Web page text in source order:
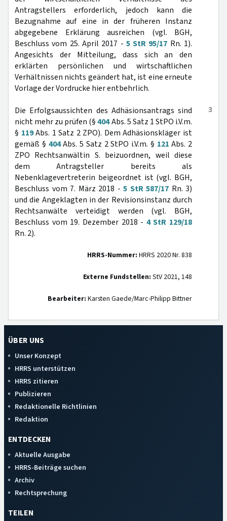
Antragstellers erforderlich, jedoch kann die
Bezugnahme auf eine in der früheren Instanz
abgegebene Erklärung ausreichen (vgl. BGH,
Beschluss vom 25. April 2017 - 5 StR 95/17 Rn. 1).
Angesichts der Mitteilung, dass sich an den
erklärten persönlichen und wirtschaftlichen
Verhältnissen nichts geändert hat, ist eine erneute
Vorlage der Vordrucke hier entbehrlich.
3
Die Erfolgsaussichten des Adhäsionsantrags sind
nicht mehr zu prüfen (§404Abs. 5 Satz 1 StPO i.V.m.
§ 119Abs. 1 Satz 2 ZPO). Dem Adhäsionskläger ist
gemäß § 404Abs. 5 Satz 2 StPO i.V.m. § 121 Abs. 2
ZPO Rechtsanwältin S. beizuordnen, weil diese
dem Antragsteller bereits als
Nebenklagevertreterin beigeordnet ist (vgl. BGH,
Beschluss vom 7. März 2018 - 5 StR 587/17 Rn. 3)
und die Angeklagten in der Revisionsinstanz durch
Rechtsanwälte verteidigt werden (vgl. BGH,
Beschluss vom 19. Dezember 2018 - 4 StR 129/18
Rn. 2).
HRRS-Nummer: HRRS 2020 Nr. 838
Externe Fundstellen: StV 2021, 148
Bearbeiter: Karsten Gaede/Marc-Philipp Bittner
ÜBER UNS
Unser Konzept
HRRS unterstützen
HRRS zitieren
Publizieren
Redaktionelle Richtlinien
Redaktion
ENTDECKEN
Aktuelle Ausgabe
HRRS-Beiträge suchen
Archiv
Rechtsprechung
TEILEN